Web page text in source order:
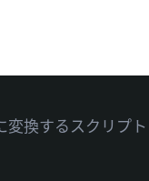
換するスクリプト